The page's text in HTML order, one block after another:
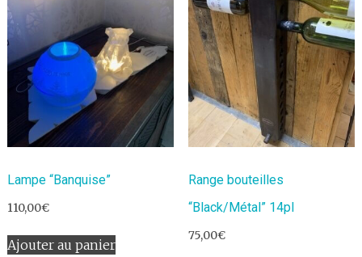
Lampe “Banquise”
110,00€
Ajouter au panier
Range bouteilles
“Black/Métal” 14pl
75,00€